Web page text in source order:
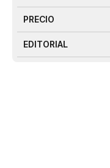
PRECIO
EDITORIAL